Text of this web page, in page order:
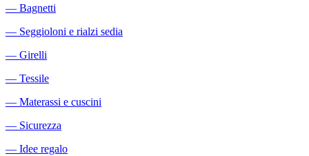
― Bagnetti
― Seggioloni e rialzi sedia
― Girelli
― Tessile
― Materassi e cuscini
― Sicurezza
― Idee regalo